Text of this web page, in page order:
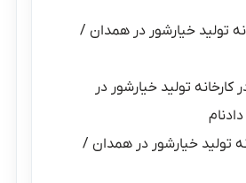
تولید خیارشور در همدان /
کارخانه تولید خیارشور در
تولید خیارشور در همدان /